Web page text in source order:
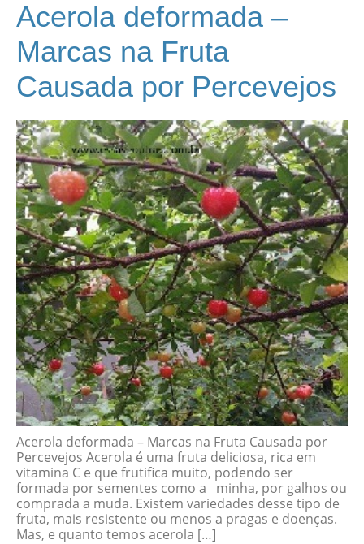
Acerola deformada –
Marcas na Fruta
Causada por Percevejos
Acerola deformada – Marcas na Fruta Causada por
Percevejos Acerola é uma fruta deliciosa, rica em
vitamina C e que frutifica muito, podendo ser
formada por sementes como a minha, por galhos ou
comprada a muda. Existem variedades desse tipo de
fruta, mais resistente ou menos a pragas e doenças.
Mas, e quanto temos acerola […]